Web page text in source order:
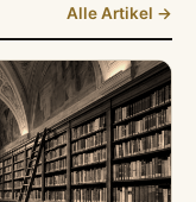
Alle Artikel →